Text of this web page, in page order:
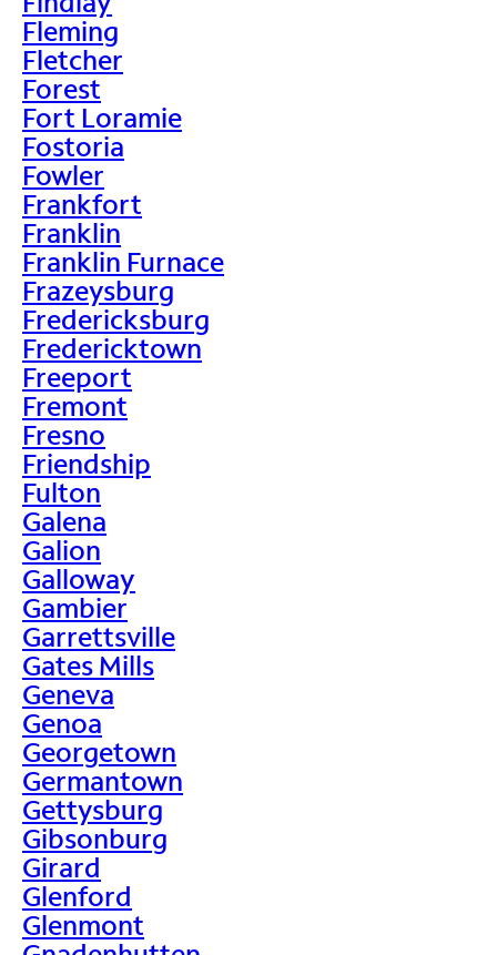
Fleming
Fletcher
Forest
Fort Loramie
Fostoria
Fowler
Frankfort
Franklin
Franklin Furnace
Frazeysburg
Fredericksburg
Fredericktown
Freeport
Fremont
Fresno
Friendship
Fulton
Galena
Galion
Galloway
Gambier
Garrettsville
Gates Mills
Geneva
Genoa
Georgetown
Germantown
Gettysburg
Gibsonburg
Girard
Glenford
Glenmont